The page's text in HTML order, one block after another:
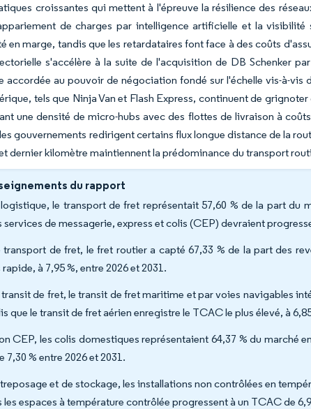
croissantes qui mettent à l'épreuve la résilience des
de charges par intelligence artificielle et la
en marge, tandis que les retardataires font face à des coûts
s'accélère à la suite de l'acquisition de DB Schenker
accordée au pouvoir de négociation fondé sur l'échelle vis-à-vis
tels que Ninja Van et Flash Express, continuent de
une densité de micro-hubs avec des flottes de livraison à
gouvernements redirigent certains flux longue distance de la
dernier kilomètre maintiennent la prédominance du transport
du rapport
le transport de fret représentait 57,60 % de la part du
services de messagerie, express et colis (CEP) devraient
de fret, le fret routier a capté 67,33 % de la part des
à 7,95 %, entre 2026 et 2031.
de fret, le transit de fret maritime et par voies navigables
que le transit de fret aérien enregistre le TCAC le plus élevé, à
CEP, les colis domestiques représentaient 64,37 % du marché
7,30 % entre 2026 et 2031.
et de stockage, les installations non contrôlées en
les espaces à température contrôlée progressent à un TCAC de